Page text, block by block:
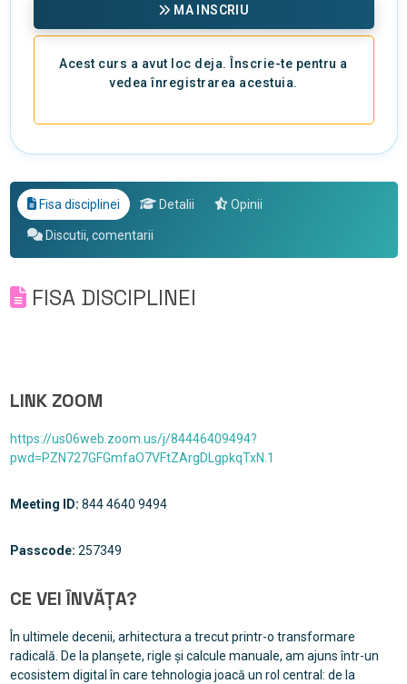
MA INSCRIU
Acest curs a avut loc deja. Înscrie-te pentru a
vedea înregistrarea acestuia.
Fisa disciplinei Detalii Opinii
Discutii, comentarii
FISA DISCIPLINEI
LINK ZOOM
https://us06web.zoom.us/j/84446409494?
pwd=PZN727GFGmfaO7VFtZArgDLgpkqTxN.1
Meeting ID: 844 4640 9494
Passcode: 257349
CE VEI ÎNVĂȚA?
În ultimele decenii, arhitectura a trecut printr-o transformare
radicală. De la planșete, rigle și calcule manuale, am ajuns într-un
ecosistem digital în care tehnologia joacă un rol central: de la